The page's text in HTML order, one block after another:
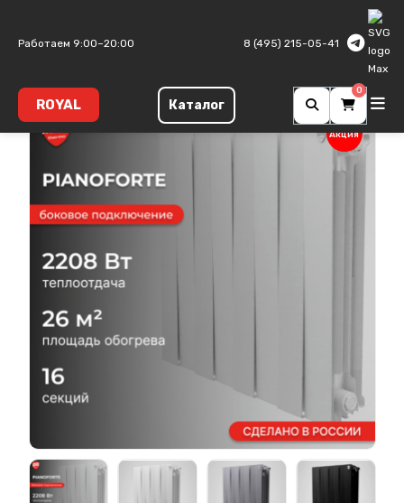
Работаем 9:00–20:00 8 (495) 215-05-41
ROYAL Каталог
0
Акция